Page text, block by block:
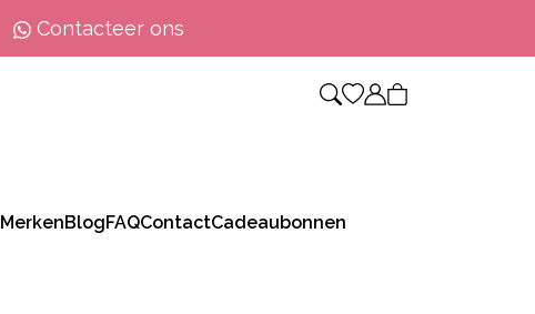
Contacteer ons
MerkenBlogFAQContactCadeaubonnen